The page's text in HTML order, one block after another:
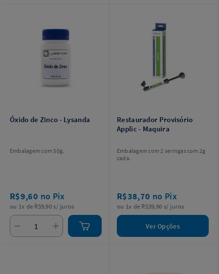
Óxido de Zinco - Lysanda
Embalagem com 50g.
R$9,60 no Pix
ou 1x de R$9,90 s/ juros
Restaurador Provisório
Applic - Maquira
Embalagem com 2 seringas com 2g
cada.
R$38,70 no Pix
ou 1x de R$39,90 s/ juros
Ver Opções